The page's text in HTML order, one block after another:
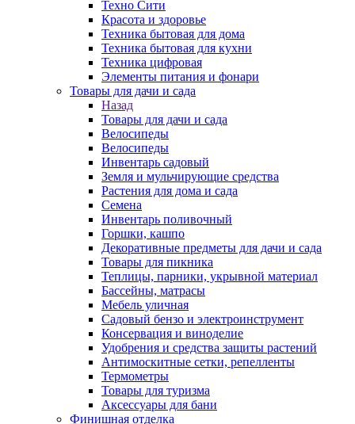
Техно Сити
Красота и здоровье
Техника бытовая для дома
Техника бытовая для кухни
Техника цифровая
Элементы питания и фонари
Товары для дачи и сада
Назад
Товары для дачи и сада
Велосипеды
Велосипеды
Инвентарь садовый
Земля и мульчирующие средства
Растения для дома и сада
Семена
Инвентарь поливочный
Горшки, кашпо
Декоративные предметы для дачи и сада
Товары для пикника
Теплицы, парники, укрывной материал
Бассейны, матрасы
Мебель уличная
Садовый бензо и электроинструмент
Консервация и виноделие
Удобрения и средства защиты растений
Антимоскитные сетки, репелленты
Термометры
Товары для туризма
Аксессуары для бани
Финишная отделка